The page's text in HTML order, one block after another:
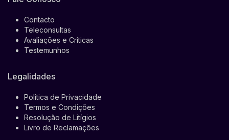
Contacto
Teleconsultas
Avaliações e Criticas
Testemunhos
Legalidades
Politica de Privacidade
Termos e Condições
Resolução de Litígios
Livro de Reclamações